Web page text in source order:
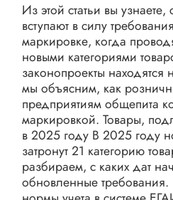
Из этой статьи вы
вступают в силу
маркировке, когда
новыми категориями
законопроекты
мы объясним, как
предприятиям общепита
маркировкой. Товары,
в 2025 году В 2025 году
затронут 21 категорию
разбираем, с каких дат
обновленные